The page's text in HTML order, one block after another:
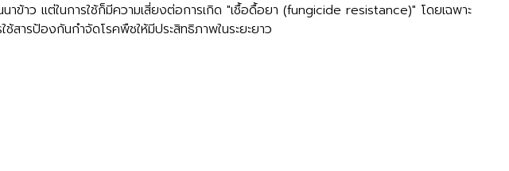
ข้าว แต่ในการใช้ก็มีความเสี่ยงต่อการเกิด "เชื้อดื้อยา (fungicide resistance)" โดยเฉพาะ
สารป้องกันกำจัดโรคพืชให้มีประสิทธิภาพในระยะยาว